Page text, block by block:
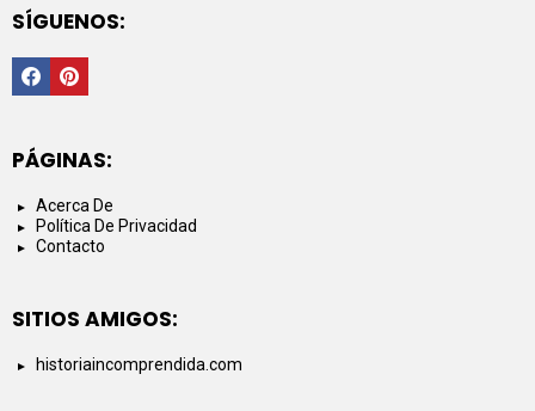
SÍGUENOS:
FacebookPInterest
PÁGINAS:
Acerca De
Política De Privacidad
Contacto
SITIOS AMIGOS:
historiaincomprendida.com